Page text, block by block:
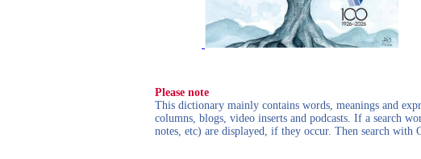
Please note
This dictionary mainly contains words, meanings and
columns, blogs, video inserts and podcasts. If a search
notes, etc) are displayed, if they occur. Then search